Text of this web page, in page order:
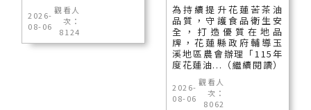
2026-
08-06
觀看人
次：
8124
為持續提升花蓮苦茶油
品質，守護食品衛生安
全，打造優質在地品
牌，花蓮縣政府輔導玉
溪地區農會辦理「115年
度花蓮油...（繼續閱讀）
2026-
08-06
觀看人
次：
8062